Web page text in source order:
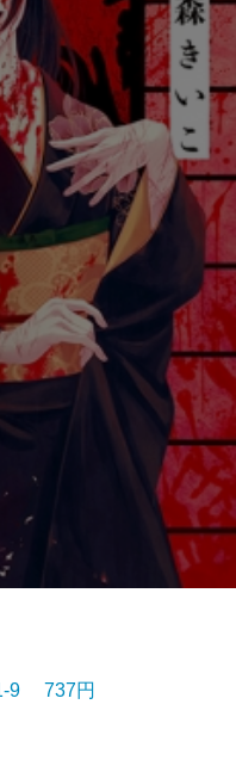
9 737円